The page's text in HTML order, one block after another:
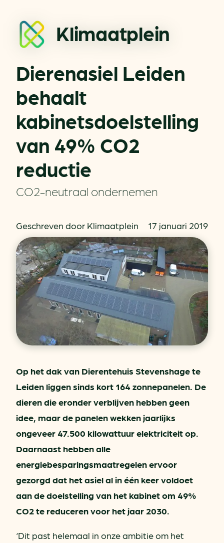
Klimaatplein
Dierenasiel Leiden
behaalt
kabinetsdoelstelling
van 49% CO2
reductie
CO2-neutraal ondernemen
Geschreven door Klimaatplein 17 januari 2019
Op het dak van Dierentehuis Stevenshage te
Leiden liggen sinds kort 164 zonnepanelen. De
dieren die eronder verblijven hebben geen
idee, maar de panelen wekken jaarlijks
ongeveer 47.500 kilowattuur elektriciteit op.
Daarnaast hebben alle
energiebesparingsmaatregelen ervoor
gezorgd dat het asiel al in één keer voldoet
aan de doelstelling van het kabinet om 49%
CO2 te reduceren voor het jaar 2030.
‘Dit past helemaal in onze ambitie om het